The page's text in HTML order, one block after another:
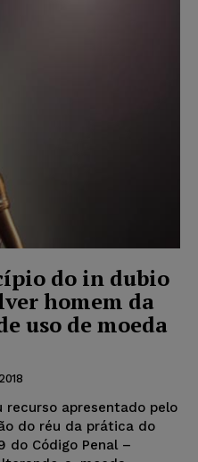
do in dubio
homem da
uso de moeda
recurso apresentado pelo
do réu da prática do
do Código Penal –